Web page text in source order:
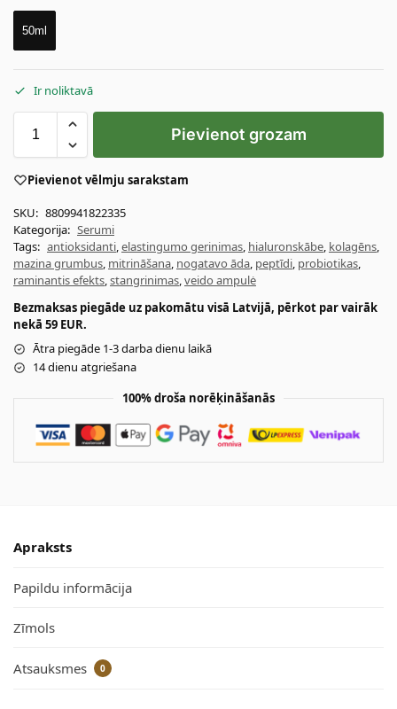
50ml
Ir noliktavā
Pievienot grozam
Pievienot vēlmju sarakstam
SKU: 8809941822335
Kategorija: Serumi
Tags: antioksidanti,elastingumo gerinimas, hialuronskābe, kolagēns,
mazina grumbus, mitrināšana, nogatavo āda, peptīdi, probiotikas,
raminantis efekts,stangrinimas,veido ampulė
Bezmaksas piegāde uz pakomātu visā Latvijā, pērkot par vairāk
nekā 59 EUR.
Ātra piegāde 1-3 darba dienu laikā
14 dienu atgriešana
100% droša norēķināšanās
Apraksts
Papildu informācija
Zīmols
Atsauksmes 0